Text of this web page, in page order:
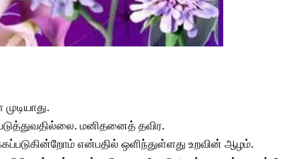
மனிதனைத் தவிர.
என்பதில் ஒளிந்துள்ளது உறவின் ஆழம்.